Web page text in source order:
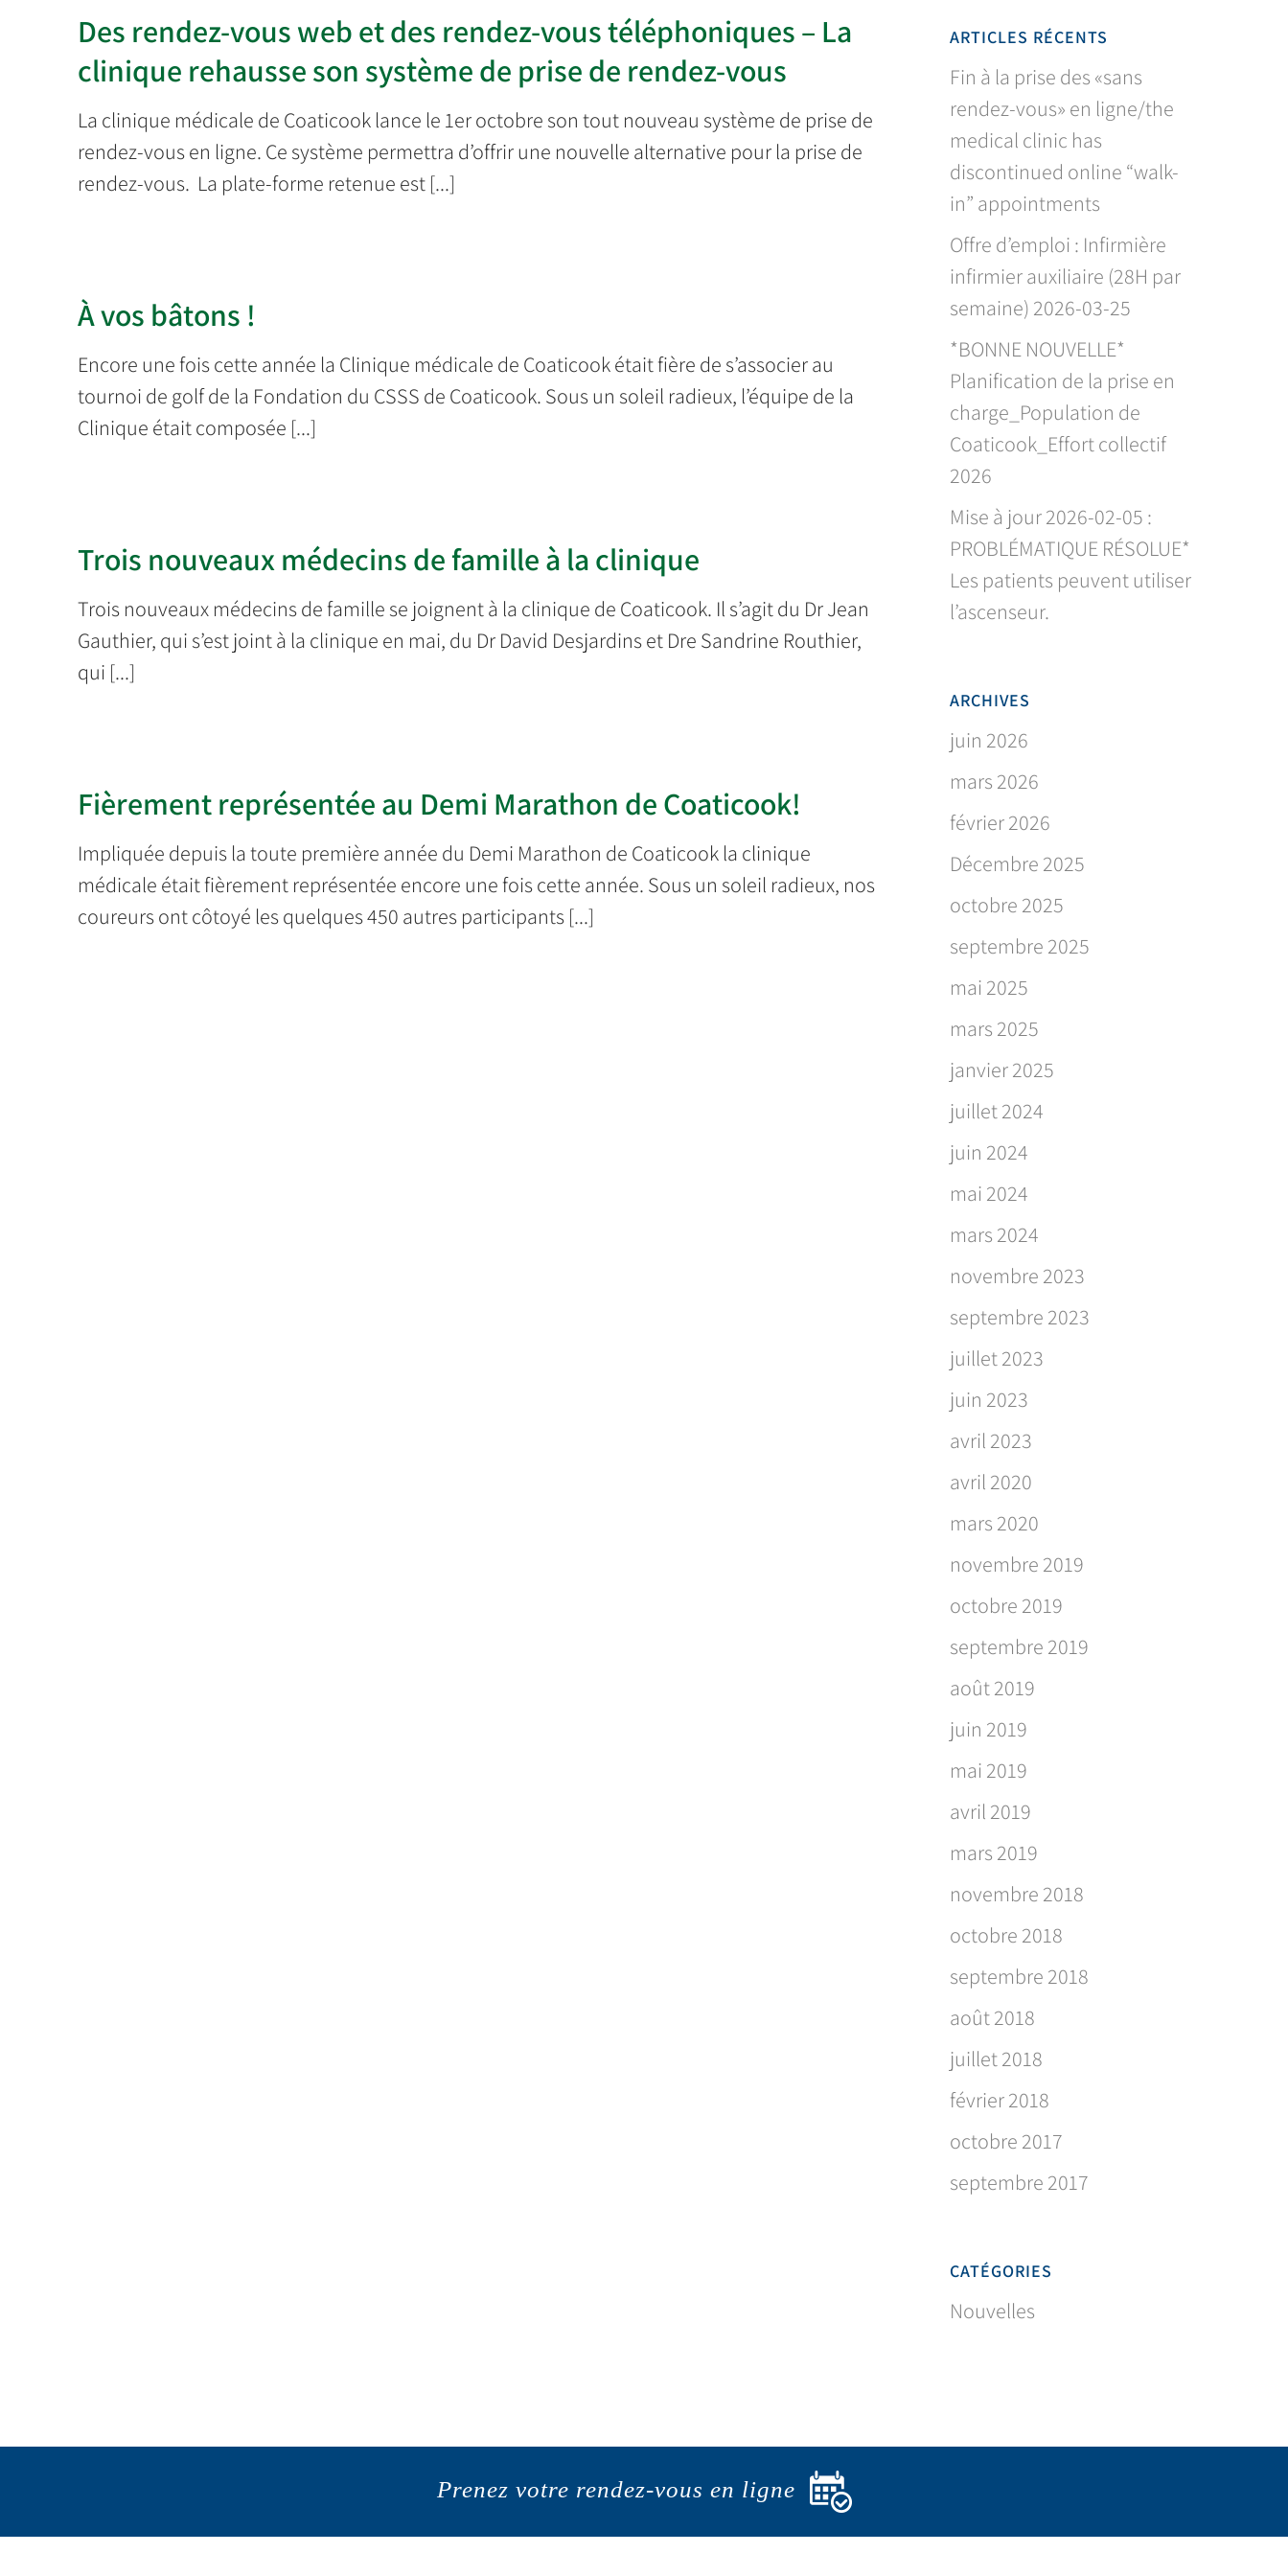
Des rendez-vous web et des rendez-vous téléphoniques – La
clinique rehausse son système de prise de rendez-vous
La clinique médicale de Coaticook lance le 1er octobre son tout nouveau système de prise de
rendez-vous en ligne. Ce système permettra d’offrir une nouvelle alternative pour la prise de
rendez-vous. La plate-forme retenue est [...]
À vos bâtons !
Encore une fois cette année la Clinique médicale de Coaticook était fière de s’associer au
tournoi de golf de la Fondation du CSSS de Coaticook. Sous un soleil radieux, l’équipe de la
Clinique était composée [...]
Trois nouveaux médecins de famille à la clinique
Trois nouveaux médecins de famille se joignent à la clinique de Coaticook. Il s’agit du Dr Jean
Gauthier, qui s’est joint à la clinique en mai, du Dr David Desjardins et Dre Sandrine Routhier,
qui [...]
Fièrement représentée au Demi Marathon de Coaticook!
Impliquée depuis la toute première année du Demi Marathon de Coaticook la clinique
médicale était fièrement représentée encore une fois cette année. Sous un soleil radieux, nos
coureurs ont côtoyé les quelques 450 autres participants [...]
ARTICLES RÉCENTS
Fin à la prise des «sans
rendez-vous» en ligne/the
medical clinic has
discontinued online “walk-
in” appointments
Offre d’emploi : Infirmière
infirmier auxiliaire (28H par
semaine) 2026-03-25
*BONNE NOUVELLE*
Planification de la prise en
charge_Population de
Coaticook_Effort collectif
2026
Mise à jour 2026-02-05 :
PROBLÉMATIQUE RÉSOLUE*
Les patients peuvent utiliser
l’ascenseur.
ARCHIVES
juin 2026
mars 2026
février 2026
Décembre 2025
octobre 2025
septembre 2025
mai 2025
mars 2025
janvier 2025
juillet 2024
juin 2024
mai 2024
mars 2024
novembre 2023
septembre 2023
juillet 2023
juin 2023
avril 2023
avril 2020
mars 2020
novembre 2019
octobre 2019
septembre 2019
août 2019
juin 2019
mai 2019
avril 2019
mars 2019
novembre 2018
octobre 2018
septembre 2018
août 2018
juillet 2018
février 2018
octobre 2017
septembre 2017
CATÉGORIES
Nouvelles
Prenez votre rendez-vous en ligne